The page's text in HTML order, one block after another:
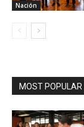
Nación
MOST POPULAR